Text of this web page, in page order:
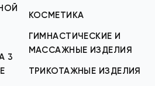
3
КОСМЕТИКА
ГИМНАСТИЧЕСКИЕ И
МАССАЖНЫЕ ИЗДЕЛИЯ
ТРИКОТАЖНЫЕ ИЗДЕЛИЯ